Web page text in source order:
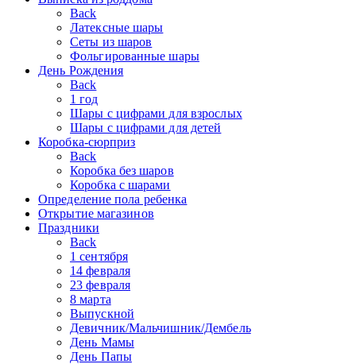
Back
Латексные шары
Сеты из шаров
Фольгированные шары
День Рождения
Back
1 год
Шары с цифрами для взрослых
Шары с цифрами для детей
Коробка-сюрприз
Back
Коробка без шаров
Коробка с шарами
Определение пола ребенка
Открытие магазинов
Праздники
Back
1 сентября
14 февраля
23 февраля
8 марта
Выпускной
Девичник/Мальчишник/Дембель
День Мамы
День Папы